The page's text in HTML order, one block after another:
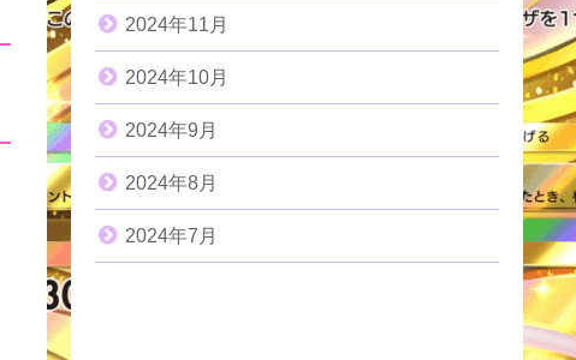
2024年11月
2024年10月
2024年9月
2024年8月
2024年7月